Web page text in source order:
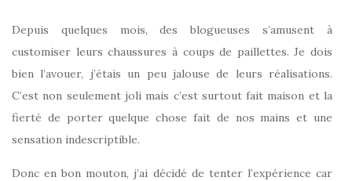
Depuis quelques mois, des blogueuses s’amusent à
customiser leurs chaussures à coups de paillettes. Je dois
bien l’avouer, j’étais un peu jalouse de leurs réalisations.
C’est non seulement joli mais c’est surtout fait maison et la
fierté de porter quelque chose fait de nos mains et une
sensation indescriptible.
Donc en bon mouton, j’ai décidé de tenter l’expérience car